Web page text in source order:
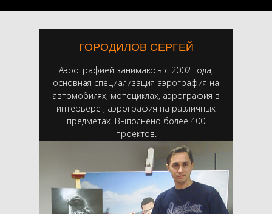
ГОРОДИЛОВ СЕРГЕЙ
Аэрографией занимаюсь с 2002 года,
основная специализация аэрография на
автомобилях, мотоциклах, аэрография в
интерьере , аэрография на различных
предметах. Выполнено более 400
проектов.